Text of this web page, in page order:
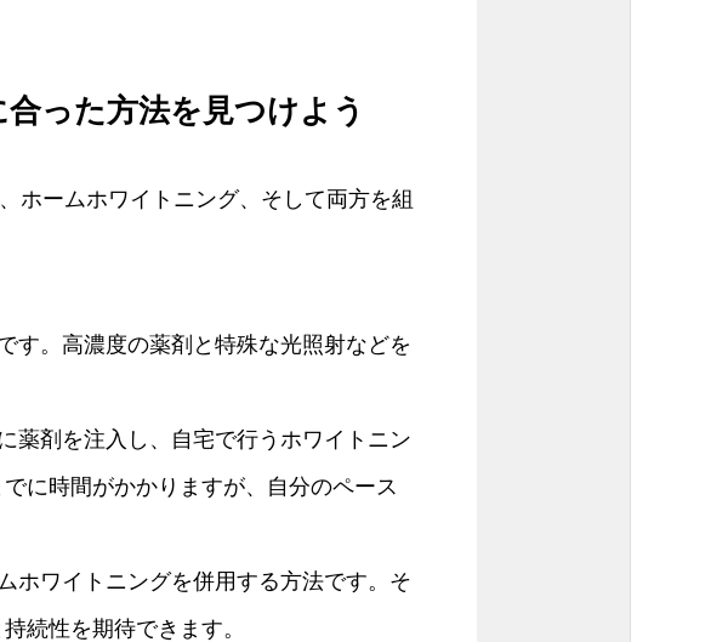
った方法を見つけよう
ホームホワイトニング、そして両方を組
す。高濃度の薬剤と特殊な光照射などを
薬剤を注入し、自宅で行うホワイトニン
に時間がかかりますが、自分のペース
ホワイトニングを併用する方法です。そ
続性を期待できます。